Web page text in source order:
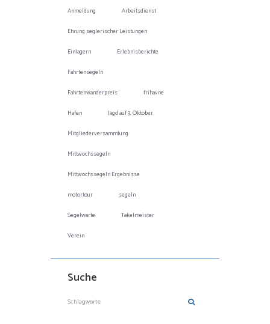
Anmeldung Arbeitsdienst
Ehrung seglerischer Leistungen
Einlagern Erlebnisberichte
Fahrtensegeln
Fahrtenwanderpreis frihavne
Hafen Jagd auf 3. Oktober
Mitgliederversammlung
Mittwochssegeln
Mittwochssegeln Ergebnisse
motortour segeln
Segelwarte Takelmeister
Verein
Suche